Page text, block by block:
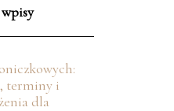
terminy i
dla